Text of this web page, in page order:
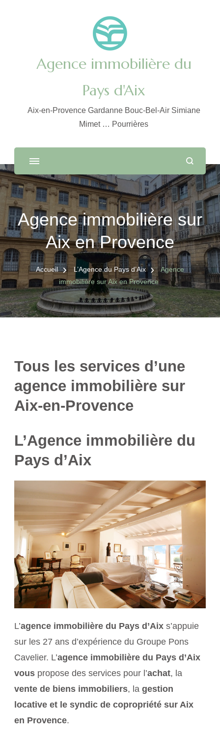
Agence immobilière du
Pays d'Aix
Aix-en-Provence Gardanne Bouc-Bel-Air Simiane
Mimet … Pourrières
Agence immobilière sur
Aix en Provence
Accueil L’Agence du Pays d’Aix
Agence
immobilière sur Aix en Provence
Tous les services d’une
agence immobilière sur
Aix-en-Provence
L’Agence immobilière du
Pays d’Aix
L’agence immobilière du Pays d’Aix s’appuie
sur les 27 ans d’expérience du Groupe Pons
Cavelier. L’agence immobilière du Pays d’Aix
vous propose des services pour l’achat, la
vente de biens immobiliers, la gestion
locative et le syndic de copropriété sur Aix
en Provence.